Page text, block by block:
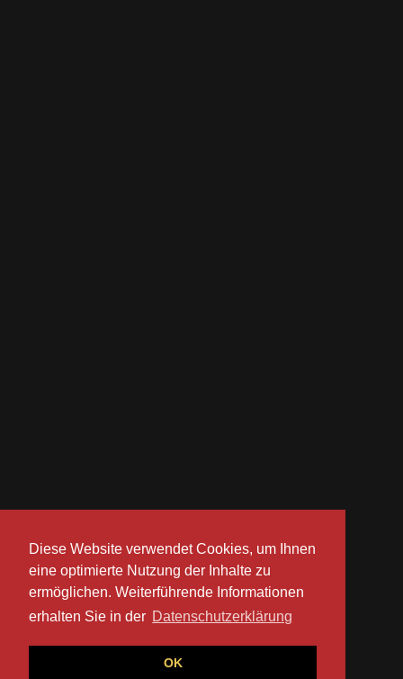
Diese Website verwendet Cookies, um Ihnen
eine optimierte Nutzung der Inhalte zu
ermöglichen. Weiterführende Informationen
erhalten Sie in der Datenschutzerklärung
OK